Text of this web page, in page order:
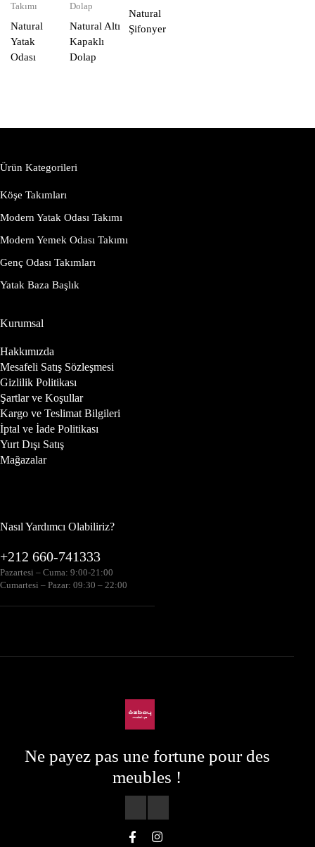
Takımı
Natural
Yatak
Odası
Dolap
Natural Altı
Kapaklı
Dolap
Natural
Şifonyer
Ürün Kategorileri
Köşe Takımları
Modern Yatak Odası Takımı
Modern Yemek Odası Takımı
Genç Odası Takımları
Yatak Baza Başlık
Kurumsal
Hakkımızda
Mesafeli Satış Sözleşmesi
Gizlilik Politikası
Şartlar ve Koşullar
Kargo ve Teslimat Bilgileri
İptal ve İade Politikası
Yurt Dışı Satış
Mağazalar
Nasıl Yardımcı Olabiliriz?
+212 660-741333
Pazartesi – Cuma: 9:00-21:00
Cumartesi – Pazar: 09:30 – 22:00
Ne payez pas une fortune pour des
meubles !